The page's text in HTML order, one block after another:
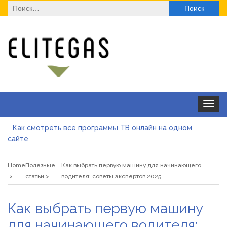
Найти:
Toggle
Как смотреть все программы ТВ онлайн на одном
сайте
юридичний супровід, послуги та переваги
закупки
Альгинатная маска при акне: помогает или вредит
HomeПолезные
статьи
Как выбрать первую машину для начинающего
водителя: советы экспертов 2025
Как выбрать первую машину